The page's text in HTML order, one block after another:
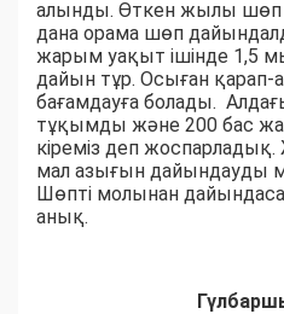
алынды. Өткен жылы шөп
дана орама шөп
жарым уақыт ішінде 1,5
дайын тұр. Осыған
бағамдауға болады.
тұқымды және 200 бас
кіреміз деп
мал азығын дайындауды
Шөпті молынан
анық.